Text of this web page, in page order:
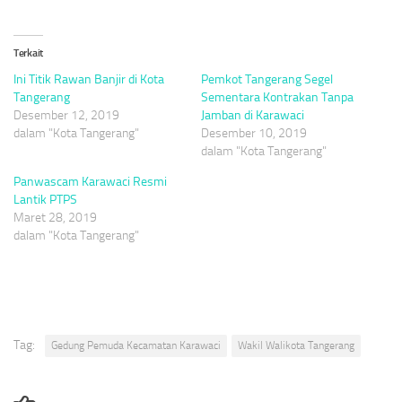
Terkait
Ini Titik Rawan Banjir di Kota
Tangerang
Desember 12, 2019
dalam "Kota Tangerang"
Pemkot Tangerang Segel
Sementara Kontrakan Tanpa
Jamban di Karawaci
Desember 10, 2019
dalam "Kota Tangerang"
Panwascam Karawaci Resmi
Lantik PTPS
Maret 28, 2019
dalam "Kota Tangerang"
Tag: Gedung Pemuda Kecamatan Karawaci Wakil Walikota Tangerang